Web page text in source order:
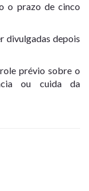
o prazo de cinco
divulgadas depois
prévio sobre o
ou cuida da